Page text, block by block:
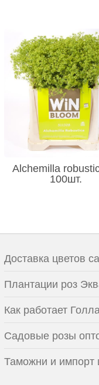
Alchemilla
100шт.
Доставка цветов
Плантации роз
Как работает
Садовые розы
Таможни и импорт